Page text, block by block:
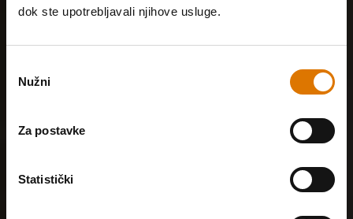
dok ste upotrebljavali njihove usluge.
pristanka
Nužni
Za postavke
Statistički